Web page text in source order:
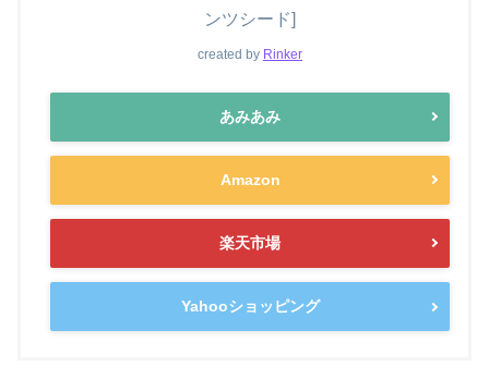
ンツシード]
created by Rinker
あみあみ
Amazon
楽天市場
Yahooショッピング